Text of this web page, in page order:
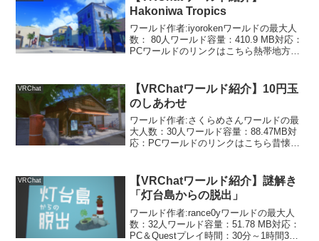
Hakoniwa Tropics
ワールド作者:iyorokenワールドの最大人
数： 80人ワールド容量：410.9 MB対応：
PCワールドのリンクはこちら熱帯地方の
見つけていくワールドです。地図が置
い...
VRChat
【VRChatワールド紹介】10円玉
のしあわせ
ワールド作者:さくらめさんワールドの最
大人数：30人ワールド容量：88.47MB対
応：PCワールドのリンクはこちら昔懐か
いですよね。田舎にあって、優しそうな
おばあちゃん...
VRChat
【VRChatワールド紹介】謎解き
「灯台島からの脱出」
ワールド作者:rance0yワールドの最大人
数：32人ワールド容量：51.78 MB対応：
PC＆Questプレイ時間：30分～1時間30